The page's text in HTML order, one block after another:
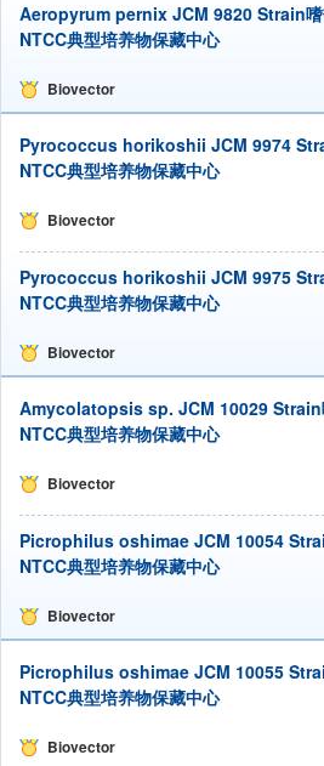
Aeropyrum pernix JCM 9820 Strain
NTCC典型培养物保藏中心
Biovector
Pyrococcus horikoshii JCM 9974
NTCC典型培养物保藏中心
Biovector
Pyrococcus horikoshii JCM 9975
NTCC典型培养物保藏中心
Biovector
Amycolatopsis sp. JCM 10029
NTCC典型培养物保藏中心
Biovector
Picrophilus oshimae JCM 10054
NTCC典型培养物保藏中心
Biovector
Picrophilus oshimae JCM 10055
NTCC典型培养物保藏中心
Biovector